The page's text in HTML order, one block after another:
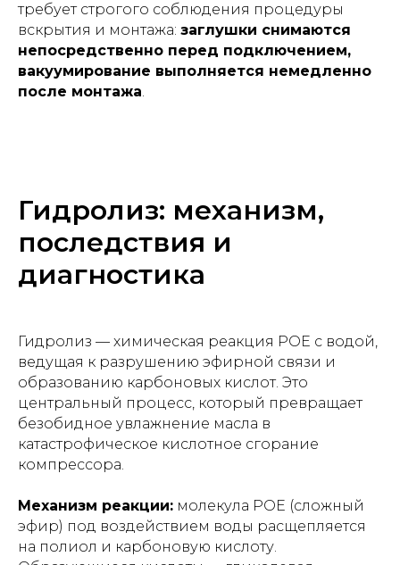
требует строгого соблюдения процедуры
вскрытия и монтажа: заглушки снимаются
непосредственно перед подключением,
вакуумирование выполняется немедленно
после монтажа.
Гидролиз: механизм,
последствия и
диагностика
Гидролиз — химическая реакция POE с водой,
ведущая к разрушению эфирной связи и
образованию карбоновых кислот. Это
центральный процесс, который превращает
безобидное увлажнение масла в
катастрофическое кислотное сгорание
компрессора.
Механизм реакции: молекула POE (сложный
эфир) под воздействием воды расщепляется
на полиол и карбоновую кислоту.